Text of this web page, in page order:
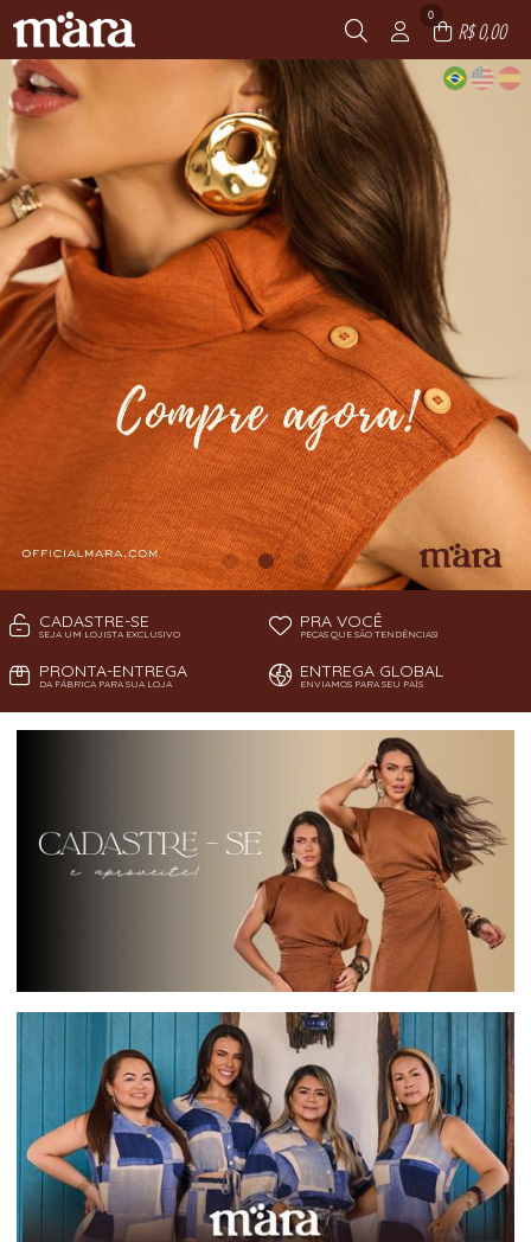
0
R$ 0,00
CADASTRE-SE
SEJA UM LOJISTA EXCLUSIVO
PRA VOCÊ
PEÇAS QUE SÃO TENDÊNCIAS!
PRONTA-ENTREGA
DA FÁBRICA PARA SUA LOJA
ENTREGA GLOBAL
ENVIAMOS PARA SEU PAÍS